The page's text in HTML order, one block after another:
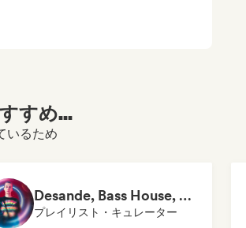
すめ...
いるため
Desande, Bass House, Tech House & House 2021
プレイリスト・キュレーター